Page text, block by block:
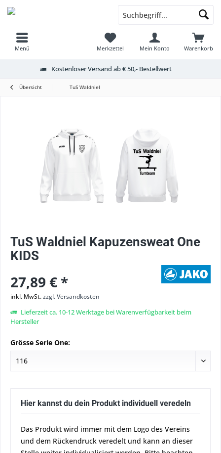
Menü Warenkorb
Merkzettel Mein Konto
Kostenloser Versand ab € 50,- Bestellwert
Übersicht TuS Waldniel
TuS Waldniel Kapuzensweat One
KIDS
27,89 € *
inkl. MwSt.zzgl. Versandkosten
Lieferzeit ca. 10-12 Werktage bei Warenverfügbarkeit beim
Hersteller
Grösse Serie One:
Hier kannst du dein Produkt individuell veredeln
Das Produkt wird immer mit dem Logo des Vereins
und dem Rückendruck veredelt und kann an dieser